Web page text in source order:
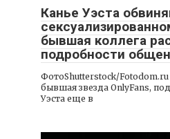
Канье Уэста
бывшая коллега
подробности
ФотоShutterstock/
бывшая звезда OnlyFans,
Уэста еще в